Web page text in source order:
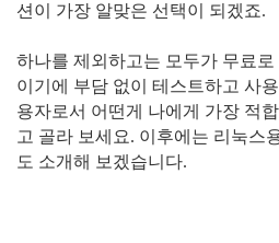
션이 가장 알맞은 선택이 되겠죠.
하나를 제외하고는 모두가 무료
이기에 부담 없이 테스트하고 사
용자로서 어떤게 나에게 가장 적
고 골라 보세요. 이후에는 리눅스
도 소개해 보겠습니다.